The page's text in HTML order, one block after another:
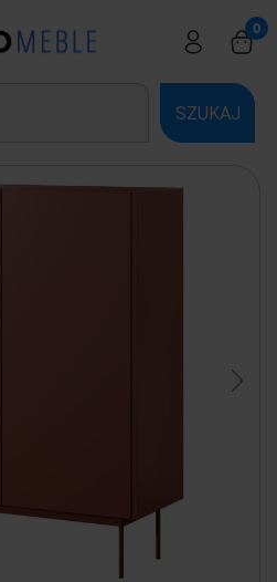
SZUKAJ